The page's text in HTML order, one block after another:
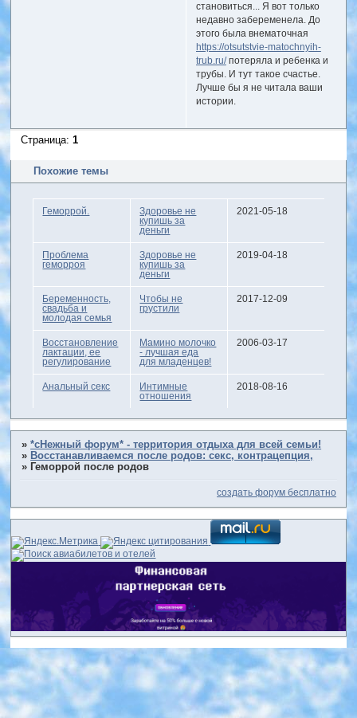
становиться... Я вот только
недавно забеременела. До
этого была внематочная
https://otsutstvie-matochnyih-
trub.ru/потеряла и ребенка и
трубы. И тут такое счастье.
Лучше бы я не читала ваши
истории.
Страница:1
Похожие темы
Геморрой.
Здоровье не
купишь за
деньги
2021-05-18
Проблема
геморроя
Здоровье не
купишь за
деньги
2019-04-18
Беременность,
свадьба и
молодая семья
Чтобы не
грустили
2017-12-09
Восстановление
лактации, ее
регулирование
Мамино молочко
- лучшая еда
для младенцев!
2006-03-17
Анальный секс
Интимные
отношения
2018-08-16
»*сНежный форум* - территория отдыха для всей семьи!
» Восстанавливаемся после родов: секс, контрацепция,
» Геморрой после родов
создать форум бесплатно